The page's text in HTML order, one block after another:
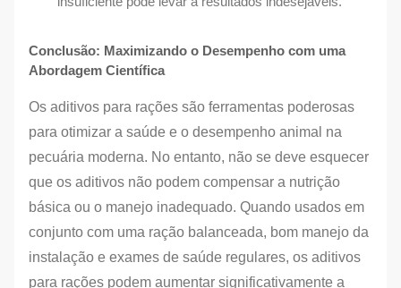
Conclusão: Maximizando o Desempenho com uma
Abordagem Científica
Os aditivos para rações são ferramentas poderosas
para otimizar a saúde e o desempenho animal na
pecuária moderna. No entanto, não se deve esquecer
que os aditivos não podem compensar a nutrição
básica ou o manejo inadequado. Quando usados em
conjunto com uma ração balanceada, bom manejo da
instalação e exames de saúde regulares, os aditivos
para rações podem aumentar significativamente a